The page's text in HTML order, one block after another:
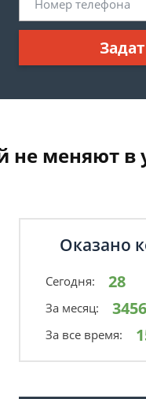
не меняют в
Оказано
Сегодня: 28
За месяц:
За все время: